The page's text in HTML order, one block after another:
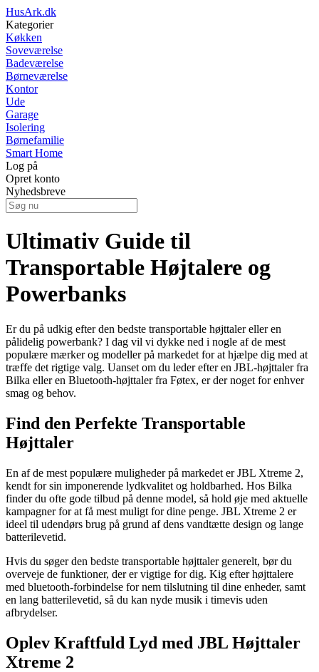
HusArk.dk
Kategorier
Køkken
Soveværelse
Badeværelse
Børneværelse
Kontor
Ude
Garage
Isolering
Børnefamilie
Smart Home
Log på
Opret konto
Nyhedsbreve
Ultimativ Guide til
Transportable Højtalere og
Powerbanks
Er du på udkig efter den bedste transportable højttaler eller en
pålidelig powerbank? I dag vil vi dykke ned i nogle af de mest
populære mærker og modeller på markedet for at hjælpe dig med at
træffe det rigtige valg. Uanset om du leder efter en JBL-højttaler fra
Bilka eller en Bluetooth-højttaler fra Føtex, er der noget for enhver
smag og behov.
Find den Perfekte Transportable
Højttaler
En af de mest populære muligheder på markedet er JBL Xtreme 2,
kendt for sin imponerende lydkvalitet og holdbarhed. Hos Bilka
finder du ofte gode tilbud på denne model, så hold øje med aktuelle
kampagner for at få mest muligt for dine penge. JBL Xtreme 2 er
ideel til udendørs brug på grund af dens vandtætte design og lange
batterilevetid.
Hvis du søger den bedste transportable højttaler generelt, bør du
overveje de funktioner, der er vigtige for dig. Kig efter højttalere
med bluetooth-forbindelse for nem tilslutning til dine enheder, samt
en lang batterilevetid, så du kan nyde musik i timevis uden
afbrydelser.
Oplev Kraftfuld Lyd med JBL Højttaler
Xtreme 2